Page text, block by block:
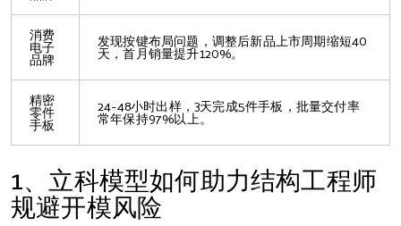
消费
电子
品牌
发现按键布局问题，调整后新品上市周期缩短40
天，首月销量提升120%。
精密
零件
手板
24-48小时出样，3天完成5件手板，批量交付率
常年保持97%以上。
1、立科模型如何助力结构工程师
规避开模风险